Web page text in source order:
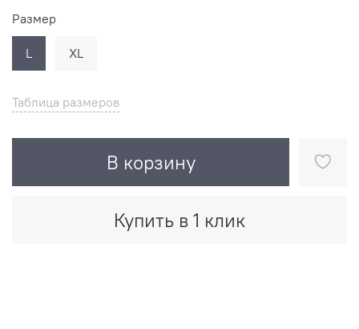
Таблица размеров
В корзину
Купить в 1 клик
Размер
L XL